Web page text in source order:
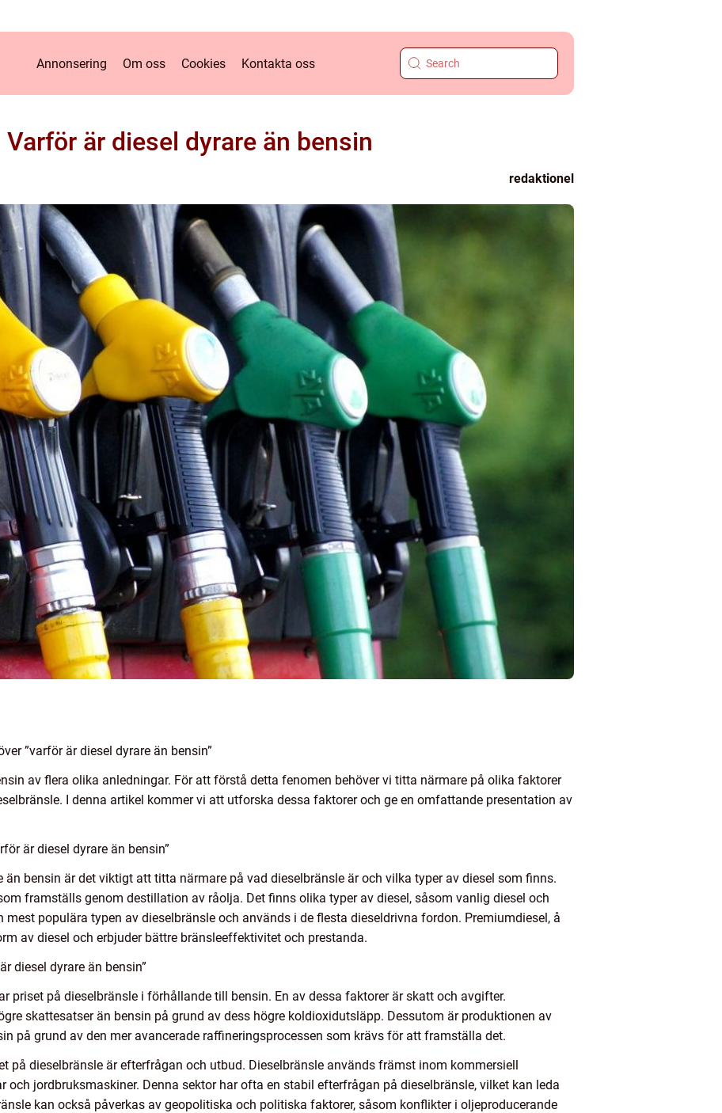
Annonsering Om oss Cookies Kontakta oss
Varför är diesel dyrare än bensin
redaktionel
”varför är diesel dyrare än bensin”
av flera olika anledningar. För att förstå detta fenomen behöver vi titta närmare på olika faktorer
I denna artikel kommer vi att utforska dessa faktorer och ge en omfattande presentation av
är diesel dyrare än bensin”
än bensin är det viktigt att titta närmare på vad dieselbränsle är och vilka typer av diesel som finns.
framställs genom destillation av råolja. Det finns olika typer av diesel, såsom vanlig diesel och
mest populära typen av dieselbränsle och används i de flesta dieseldrivna fordon. Premiumdiesel, å
av diesel och erbjuder bättre bränsleeffektivitet och prestanda.
diesel dyrare än bensin”
priset på dieselbränsle i förhållande till bensin. En av dessa faktorer är skatt och avgifter.
skattesatser än bensin på grund av dess högre koldioxidutsläpp. Dessutom är produktionen av
på grund av den mer avancerade raffineringsprocessen som krävs för att framställa det.
på dieselbränsle är efterfrågan och utbud. Dieselbränsle används främst inom kommersiell
och jordbruksmaskiner. Denna sektor har ofta en stabil efterfrågan på dieselbränsle, vilket kan leda
kan också påverkas av geopolitiska och politiska faktorer, såsom konflikter i oljeproducerande